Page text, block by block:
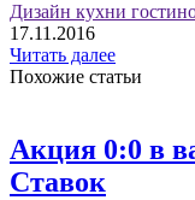
Дизайн кухни
17.11.2016
Читать далее
Похожие статьи
Акция 0:0 в
Ставок